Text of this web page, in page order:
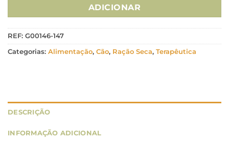
ADICIONAR
REF: G00146-147
Categorias: Alimentação, Cão, Ração Seca, Terapêutica
DESCRIÇÃO
INFORMAÇÃO ADICIONAL